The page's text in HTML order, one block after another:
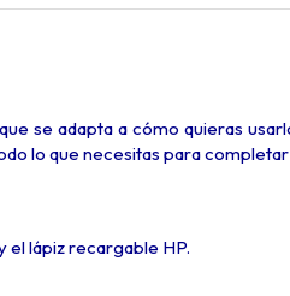
se adapta a cómo quieras
lo que necesitas para
el lápiz recargable HP.